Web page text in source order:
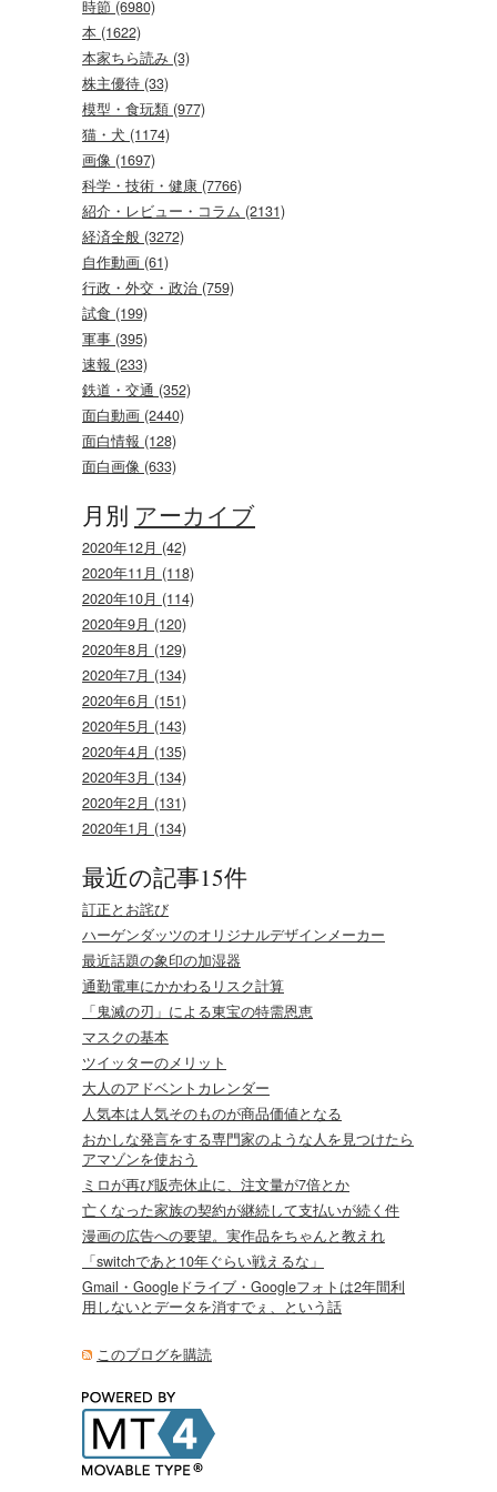
時節 (6980)
本 (1622)
本家ちら読み (3)
株主優待 (33)
模型・食玩類 (977)
猫・犬 (1174)
画像 (1697)
科学・技術・健康 (7766)
紹介・レビュー・コラム (2131)
経済全般 (3272)
自作動画 (61)
行政・外交・政治 (759)
試食 (199)
軍事 (395)
速報 (233)
鉄道・交通 (352)
面白動画 (2440)
面白情報 (128)
面白画像 (633)
月別 アーカイブ
2020年12月 (42)
2020年11月 (118)
2020年10月 (114)
2020年9月 (120)
2020年8月 (129)
2020年7月 (134)
2020年6月 (151)
2020年5月 (143)
2020年4月 (135)
2020年3月 (134)
2020年2月 (131)
2020年1月 (134)
最近の記事15件
訂正とお詫び
ハーゲンダッツのオリジナルデザインメーカー
最近話題の象印の加湿器
通勤電車にかかわるリスク計算
「鬼滅の刃」による東宝の特需恩恵
マスクの基本
ツイッターのメリット
大人のアドベントカレンダー
人気本は人気そのものが商品価値となる
おかしな発言をする専門家のような人を見つけたら
アマゾンを使おう
ミロが再び販売休止に、注文量が7倍とか
亡くなった家族の契約が継続して支払いが続く件
漫画の広告への要望。実作品をちゃんと教えれ
「switchであと10年ぐらい戦えるな」
Gmail・Googleドライブ・Googleフォトは2年間利
用しないとデータを消すでぇ、という話
このブログを購読